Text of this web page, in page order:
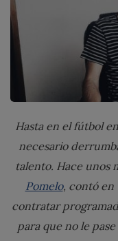
Hasta en el fútbol
necesario
talento. Hace unos
Pomelo, contó en
contratar
para que no le